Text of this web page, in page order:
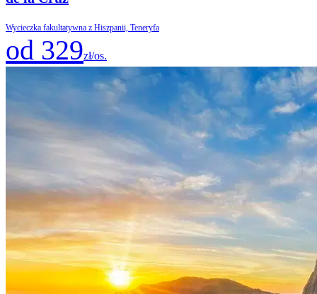
Wycieczka fakultatywna z Hiszpanii, Teneryfa
od 329zł/os.